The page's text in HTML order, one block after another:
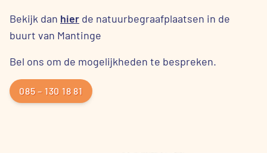
Bekijk dan hier de natuurbegraafplaatsen in de
buurt van Mantinge
Bel ons om de mogelijkheden te bespreken.
085 – 130 18 81